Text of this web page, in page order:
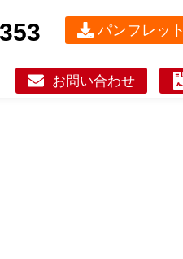
パンフレット
お問い合わせ